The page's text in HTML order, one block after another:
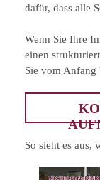
dafür, dass alle
Wenn Sie Ihre
einen
Sie vom Anfang
So sieht es aus,